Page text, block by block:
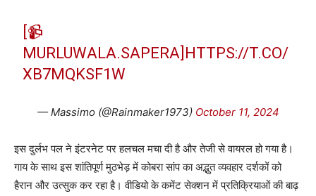
[📹
MURLUWALA.SAPERA] HTTPS://T.CO/
XB7MQKSF1W
— Massimo (@Rainmaker1973) October 11, 2024
इस दुर्लभ पल ने इंटरनेट पर हलचल मचा दी है और तेजी से वायरल हो गया है।
गाय के साथ इस शांतिपूर्ण मुठभेड़ में कोबरा सांप का अद्भुत व्यवहार दर्शकों को
हैरान और उत्सुक कर रहा है। वीडियो के कमेंट सेक्शन में प्रतिक्रियाओं की बाढ़